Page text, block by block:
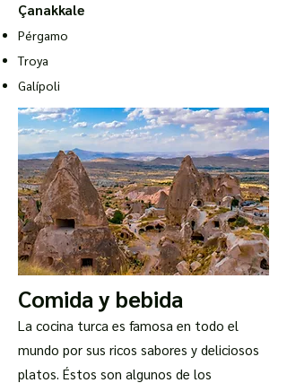
Çanakkale
Pérgamo
Troya
Galípoli
Comida y bebida
La cocina turca es famosa en todo el
mundo por sus ricos sabores y deliciosos
platos. Éstos son algunos de los